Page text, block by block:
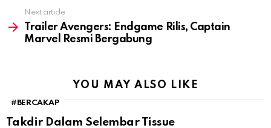
Next article
Trailer Avengers: Endgame Rilis, Captain
Marvel Resmi Bergabung
YOU MAY ALSO LIKE
#BERCAKAP
Takdir Dalam Selembar Tissue